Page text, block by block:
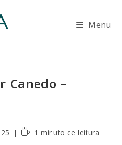
Menu
Canedo –
Tempo1 minuto de leitura